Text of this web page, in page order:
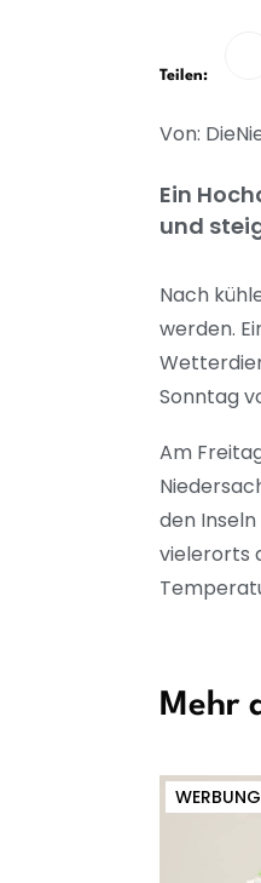
Teilen:
Von:
Ein
und
Nach
werden.
Sonntag
Am
den
vielerorts
Mehr
WERBUNG